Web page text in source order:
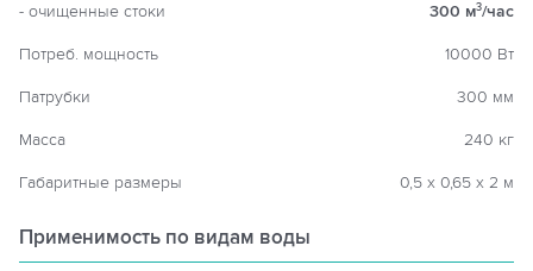
- очищенные стоки 300 м3/час
Потреб. мощность 10000 Вт
Патрубки 300 мм
Масса 240 кг
Габаритные размеры 0,5 х 0,65 х 2 м
Применимость по видам воды